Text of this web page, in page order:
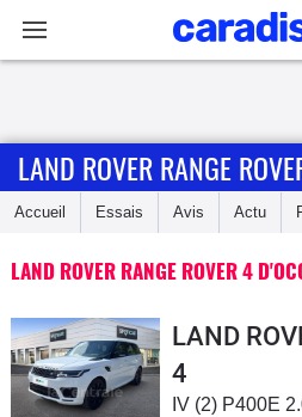
Accueil
Guide
d'achat
LAND ROVER RANGE
Accueil Essais Avis Actu
LAND ROVER RANGE ROVER 4
LAND
4
IV (2) P400E